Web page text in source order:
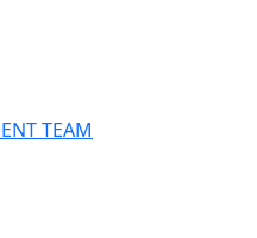
TEAM